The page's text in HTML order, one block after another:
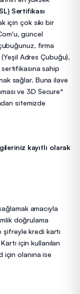
Sertifikası
için çok sıkı bir
güncel
firma
(Yeşil Adres Çubuğu),
sahip
sağlar. Buna ilave
ve 3D Secure*
sitemizde
kayıtlı olarak
amacıyla
doğrulama
şifreyle kredi kartı
için kullanılan
için olanına ise